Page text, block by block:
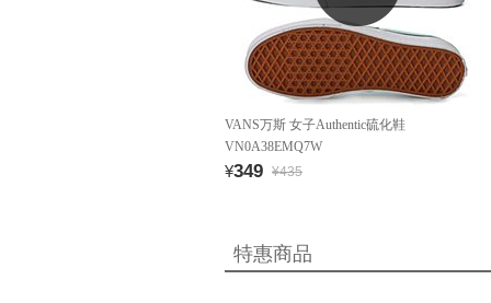
VANS万斯 女子Authentic硫化鞋
VN0A38EMQ7W
¥349 ¥435
特惠商品